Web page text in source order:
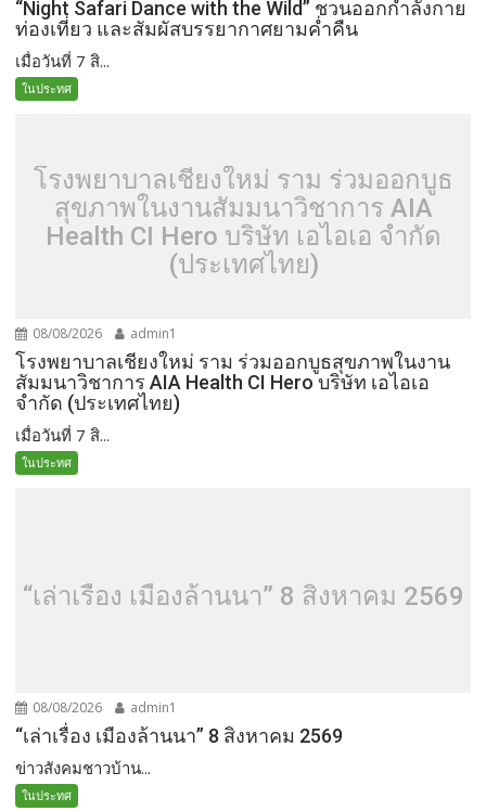
“Night Safari Dance with the Wild” ชวนออกกำลังกาย
ท่องเที่ยว และสัมผัสบรรยากาศยามค่ำคืน
เมื่อวันที่ 7 สิ...
ในประทศ
โรงพยาบาลเชียงใหม่ ราม ร่วมออกบูธ
สุขภาพในงานสัมมนาวิชาการ AIA
Health CI Hero บริษัท เอไอเอ จำกัด
(ประเทศไทย)
08/08/2026 admin1
โรงพยาบาลเชียงใหม่ ราม ร่วมออกบูธสุขภาพในงาน
สัมมนาวิชาการ AIA Health CI Hero บริษัท เอไอเอ
จำกัด (ประเทศไทย)
เมื่อวันที่ 7 สิ...
ในประทศ
“เล่าเรื่อง เมืองล้านนา” 8 สิงหาคม 2569
08/08/2026 admin1
“เล่าเรื่อง เมืองล้านนา” 8 สิงหาคม 2569
ข่าวสังคมชาวบ้าน...
ในประทศ